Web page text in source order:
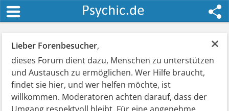
×
Lieber Forenbesucher,
dieses Forum dient dazu, Menschen zu unterstützen
und Austausch zu ermöglichen. Wer Hilfe braucht,
findet sie hier, und wer helfen möchte, ist
willkommen. Moderatoren achten darauf, dass der